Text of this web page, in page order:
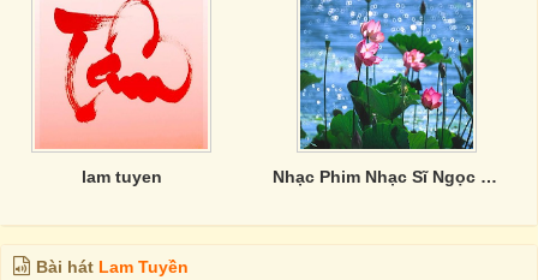
lam tuyen Nhạc Phim Nhạc Sĩ Ngọc Sơn
Bài hát Lam Tuyền